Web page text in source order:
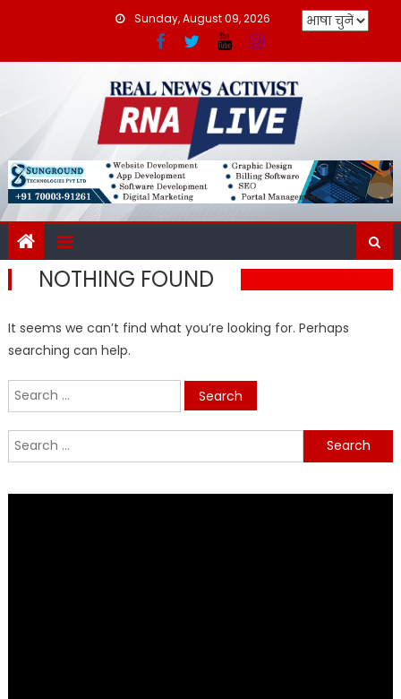
Sunday, August 09, 2026
NOTHING FOUND
It seems we can’t find what you’re looking for. Perhaps
searching can help.
Search
for:
Search
for: